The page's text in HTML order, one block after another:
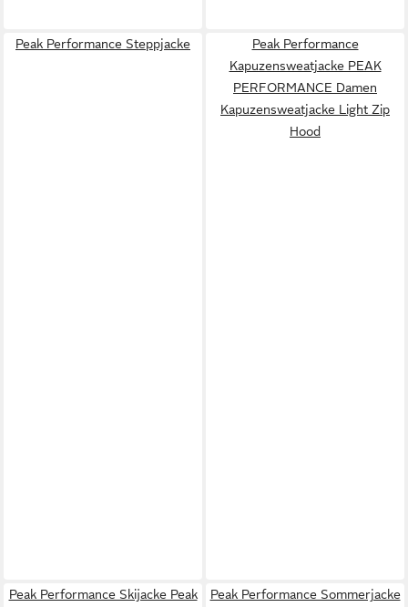
Peak Performance Steppjacke
Peak Performance
Kapuzensweatjacke PEAK
PERFORMANCE Damen
Kapuzensweatjacke Light Zip
Hood
Peak Performance Skijacke Peak
Peak Performance Sommerjacke